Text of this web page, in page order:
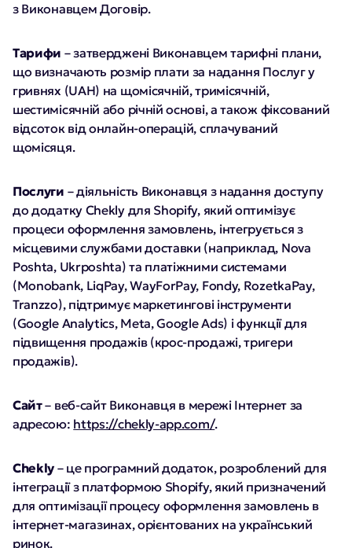
з Виконавцем Договір.
Тарифи – затверджені Виконавцем тарифні плани,
що визначають розмір плати за надання Послуг у
гривнях (UAH) на щомісячній, тримісячній,
шестимісячній або річній основі, а також фіксований
відсоток від онлайн-операцій, сплачуваний
щомісяця.
Послуги – діяльність Виконавця з надання доступу
до додатку Chekly для Shopify, який оптимізує
процеси оформлення замовлень, інтегрується з
місцевими службами доставки (наприклад, Nova
Poshta, Ukrposhta) та платіжними системами
(Monobank, LiqPay, WayForPay, Fondy, RozetkaPay,
Tranzzo), підтримує маркетингові інструменти
(Google Analytics, Meta, Google Ads) і функції для
підвищення продажів (крос-продажі, тригери
продажів).
Сайт– веб-сайт Виконавця в мережі Інтернет за
адресою: https://chekly-app.com/.
Chekly – це програмний додаток, розроблений для
інтеграції з платформою Shopify, який призначений
для оптимізації процесу оформлення замовлень в
інтернет-магазинах, орієнтованих на український
ринок.